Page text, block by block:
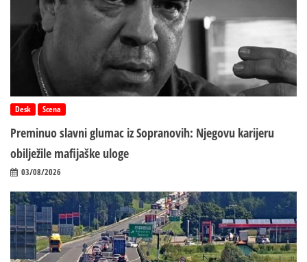
Desk Scena
Preminuo slavni glumac iz Sopranovih: Njegovu karijeru
obilježile mafijaške uloge
03/08/2026